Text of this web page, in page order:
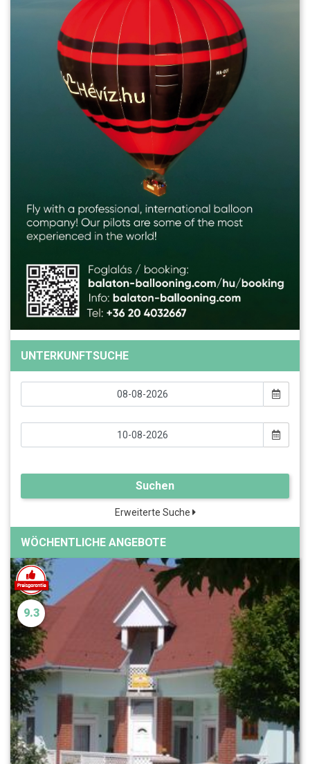
UNTERKUNFTSUCHE
Suchen
Erweiterte Suche
WÖCHENTLICHE ANGEBOTE
9.3